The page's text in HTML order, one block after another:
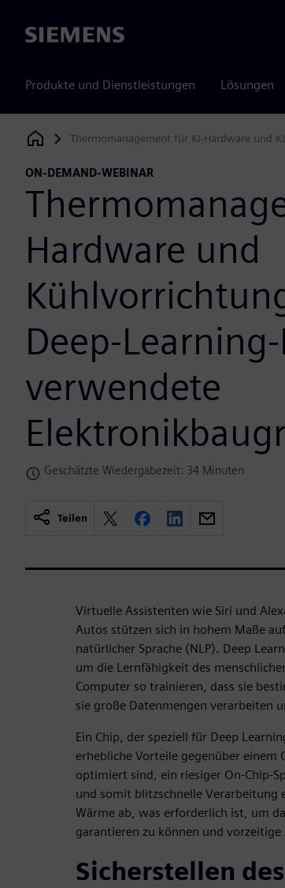
Siemens
Produkte und Dienstleistungen Lösungen
Siemens Digital Industries Software
Thermomanagement für KI-Hardware und
ON-DEMAND-WEBINAR
Hardware und
Deep-
verwendete
Geschätzte Wiedergabezeit: 34 Minuten
Teilen
Virtuelle Assistenten wie Siri und
Autos stützen sich in hohem Maße
natürlicher Sprache (NLP). Deep
um die Lernfähigkeit des
Computer so trainieren, dass sie
sie große Datenmengen verarbeiten
Ein Chip, der speziell für Deep
erhebliche Vorteile gegenüber
optimiert sind, ein riesiger On-Chip-
und somit blitzschnelle Verarbeitung
Wärme ab, was erforderlich ist, um
garantieren zu können und vorzeitige
Sicherstellen